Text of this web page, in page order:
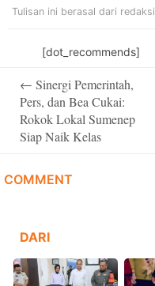
Tulisan ini berasal dari redaksi
[dot_recommends]
navigation
← Sinergi Pemerintah,
Pers, dan Bea Cukai:
Rokok Lokal Sumenep
Siap Naik Kelas
COMMENT
DARI